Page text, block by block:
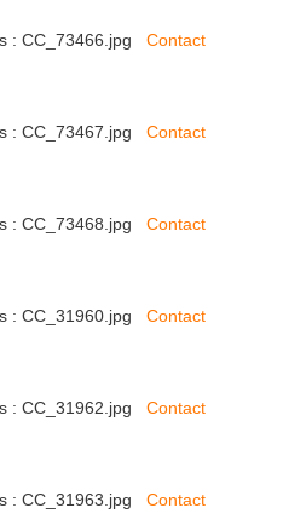
: CC_73466.jpg Contact
: CC_73467.jpg Contact
: CC_73468.jpg Contact
: CC_31960.jpg Contact
: CC_31962.jpg Contact
: CC_31963.jpg Contact